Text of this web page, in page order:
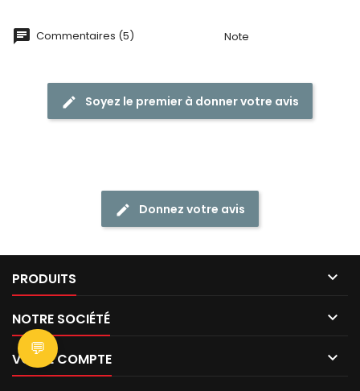
Commentaires (5) Note
Soyez le premier à donner votre avis
Donnez votre avis
PRODUITS 
NOTRE SOCIÉTÉ 
VOTRE COMPTE 
💬